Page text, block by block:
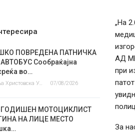
ПОВРЕДЕНА ПАТНИЧКА
Сообраќајна
во…
Соња Христовска Угриновска 07/08/2026
ГОДИШЕН МОТОЦИКЛИСТ
НА ЛИЦЕ МЕСТО
„На
АД
при
За